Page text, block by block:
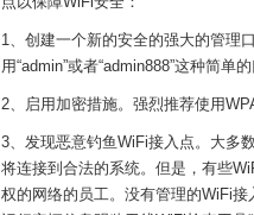
1、创建一个新的安全的强大的管理
用“admin”或者“admin888”这种简单
2、启用加密措施。强烈推荐使用
3、发现恶意钓鱼WiFi接入点。大多
将连接到合法的系统。但是，有些
权的网络的员工。没有管理的WiFi